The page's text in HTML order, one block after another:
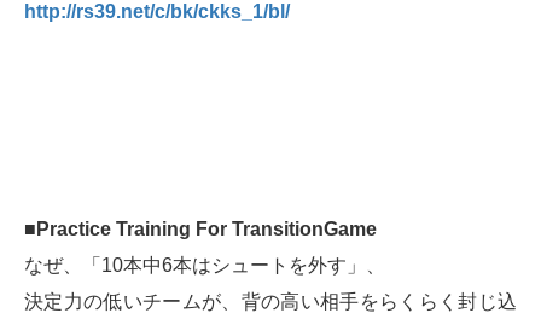
http://rs39.net/c/bk/ckks_1/bl/
■Practice Training For TransitionGame
なぜ、「10本中6本はシュートを外す」、
決定力の低いチームが、背の高い相手をらくらく封じ込